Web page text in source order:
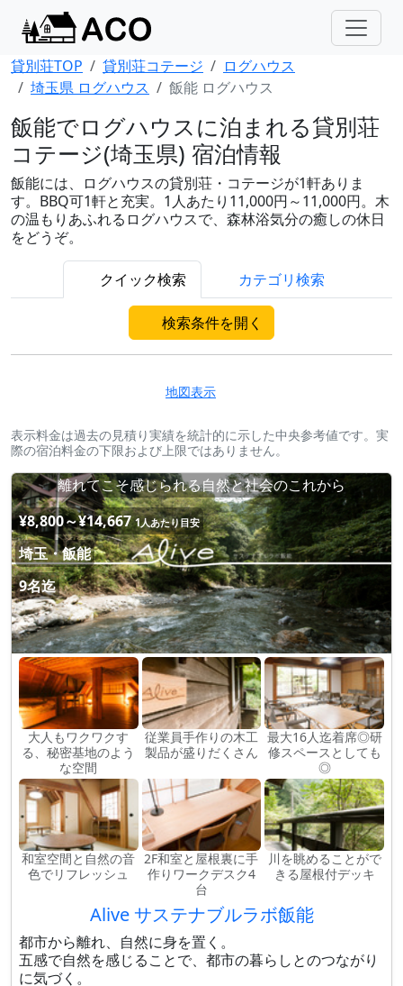
貸別荘TOP 貸別荘コテージ
ログハウス
埼玉県 ログハウス
飯能 ログハウス
飯能でログハウスに泊まれる貸別荘
コテージ(埼玉県) 宿泊情報
飯能には、ログハウスの貸別荘・コテージが1軒ありま
す。BBQ可1軒と充実。1人あたり11,000円～11,000円。木
の温もりあふれるログハウスで、森林浴気分の癒しの休日
をどうぞ。
クイック検索 カテゴリ検索
検索条件を開く
地図表示
表示料金は過去の見積り実績を統計的に示した中央参考値です。実
際の宿泊料金の下限および上限ではありません。
離れてこそ感じられる自然と社会のこれから
¥8,800～¥14,667 1人あたり目安
埼玉・飯能
9名迄
大人もワクワクす
る、秘密基地のよう
な空間
従業員手作りの木工
製品が盛りだくさん
最大16人迄着席◎研
修スペースとしても
◎
和室空間と自然の音
色でリフレッシュ
2F和室と屋根裏に手
作りワークデスク4
台
川を眺めることがで
きる屋根付デッキ
Alive サステナブルラボ飯能
都市から離れ、自然に身を置く。
五感で自然を感じることで、都市の暮らしとのつながり
に気づく。